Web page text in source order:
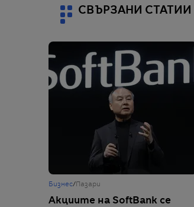
СВЪРЗАНИ СТАТИИ
Бизнес/ Пазари
Акциите на SoftBank се